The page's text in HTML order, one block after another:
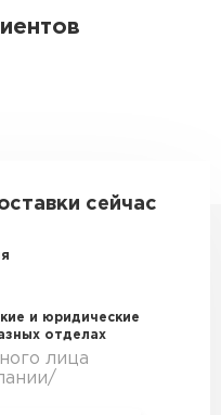
сейчас
и юридические
отделах
лица